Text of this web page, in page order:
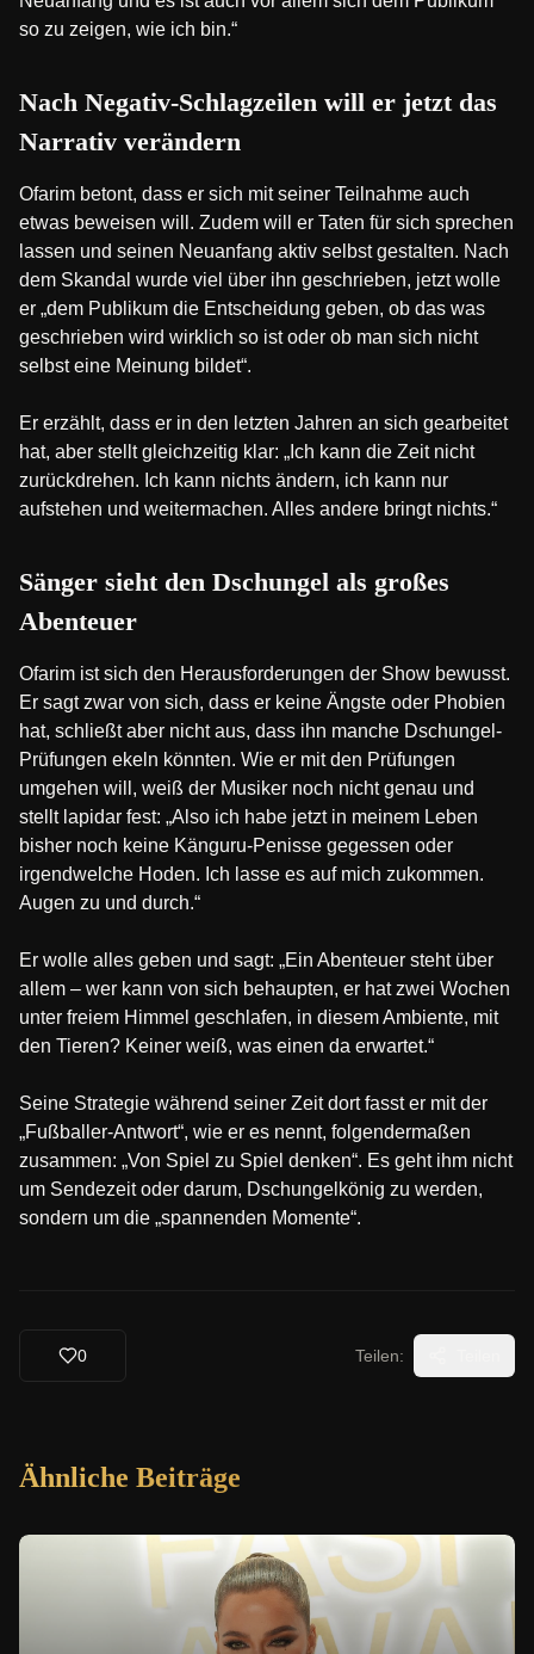
so zu zeigen, wie ich bin.“
Nach Negativ-Schlagzeilen will er jetzt das
Narrativ verändern
Ofarim betont, dass er sich mit seiner Teilnahme auch
etwas beweisen will. Zudem will er Taten für sich sprechen
lassen und seinen Neuanfang aktiv selbst gestalten. Nach
dem Skandal wurde viel über ihn geschrieben, jetzt wolle
er „dem Publikum die Entscheidung geben, ob das was
geschrieben wird wirklich so ist oder ob man sich nicht
selbst eine Meinung bildet“.
Er erzählt, dass er in den letzten Jahren an sich gearbeitet
hat, aber stellt gleichzeitig klar: „Ich kann die Zeit nicht
zurückdrehen. Ich kann nichts ändern, ich kann nur
aufstehen und weitermachen. Alles andere bringt nichts.“
Sänger sieht den Dschungel als großes
Abenteuer
Ofarim ist sich den Herausforderungen der Show bewusst.
Er sagt zwar von sich, dass er keine Ängste oder Phobien
hat, schließt aber nicht aus, dass ihn manche Dschungel-
Prüfungen ekeln könnten. Wie er mit den Prüfungen
umgehen will, weiß der Musiker noch nicht genau und
stellt lapidar fest: „Also ich habe jetzt in meinem Leben
bisher noch keine Känguru-Penisse gegessen oder
irgendwelche Hoden. Ich lasse es auf mich zukommen.
Augen zu und durch.“
Er wolle alles geben und sagt: „Ein Abenteuer steht über
allem – wer kann von sich behaupten, er hat zwei Wochen
unter freiem Himmel geschlafen, in diesem Ambiente, mit
den Tieren? Keiner weiß, was einen da erwartet.“
Seine Strategie während seiner Zeit dort fasst er mit der
„Fußballer-Antwort“, wie er es nennt, folgendermaßen
zusammen: „Von Spiel zu Spiel denken“. Es geht ihm nicht
um Sendezeit oder darum, Dschungelkönig zu werden,
sondern um die „spannenden Momente“.
0 Teilen:
Ähnliche Beiträge